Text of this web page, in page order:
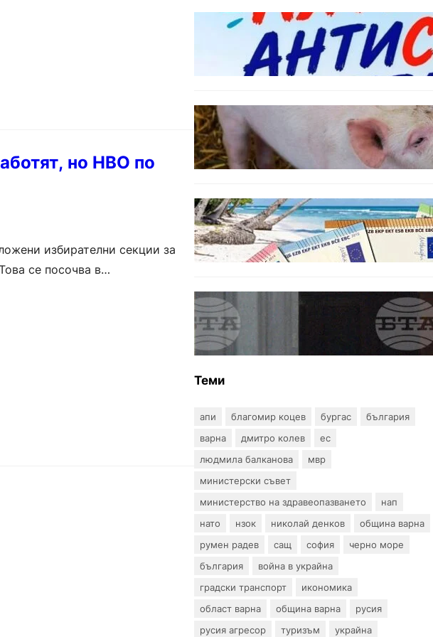
но НВО по
избирателни секции за
се посочва в…
БЪЛГАРИЯ
Варна предлага безплатни и
анонимни тестове за ХИВ и
други инфекции през август
Тревога във Варненско:
Африканска чума по свинете е
открита край Гроздьово
ИКОНОМИКА
Край на цените в две валути:
От 9 август етикетите ще са
само в евро.
Варна отбелязва 147 години от
Военноморските сили
Теми
апи благомир коцев бургас
българия
варна
дмитро колев
ес
людмила балканова
мвр
министерски съвет
министерство на здравеопазването
нап
нато
нзок николай денков
община варна
румен радев
сащ софия
черно море
българия
война в украйна
градски транспорт
икономика
област варна
община варна
русия
русия агресор
туризъм украйна